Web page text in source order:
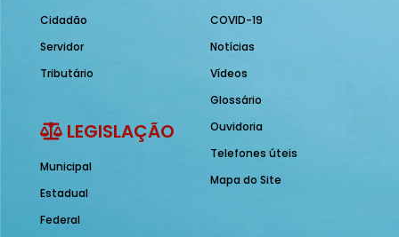
Cidadão
Servidor
Tributário
LEGISLAÇÃO
Municipal
Estadual
Federal
COVID-19
Notícias
Vídeos
Glossário
Ouvidoria
Telefones úteis
Mapa do Site